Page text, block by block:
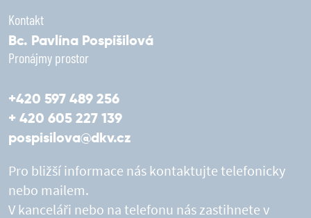
Kontakt
Bc. Pavlína Pospíšilová
Pronájmy prostor
+420 597 489 256
+ 420 605 227 139
pospisilova@dkv.cz
Pro bližší informace nás kontaktujte telefonicky
nebo mailem.
V kanceláři nebo na telefonu nás zastihnete v